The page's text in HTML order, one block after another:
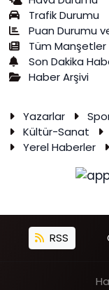
Trafik Durumu
Puan Durumu
Tüm Manşetler
Son Dakika
Haber Arşivi
Yazarlar
Kültür-Sanat
Yerel Haberler
RSS